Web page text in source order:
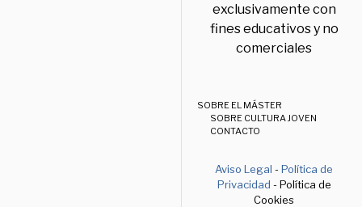
exclusivamente con
fines educativos y no
comerciales
SOBRE EL MÁSTER
SOBRE CULTURA JOVEN
CONTACTO
Aviso Legal -Política de
Privacidad - Política de
Cookies